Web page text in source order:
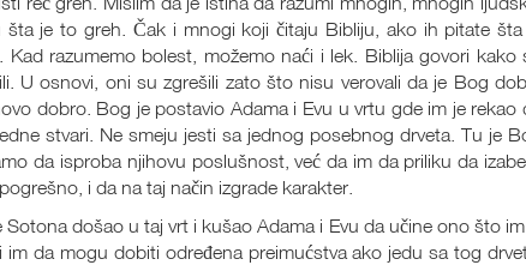
šta je to greh. Čak i mnogi koji čitaju Bibliju, ako ih pitate
razumemo bolest, možemo naći i lek. Biblija govori kako
U osnovi, oni su zgrešili zato što nisu verovali da je Bog
dobro. Bog je postavio Adama i Evu u vrtu gde im je rekao
stvari. Ne smeju jesti sa jednog posebnog drveta. Tu je
da isproba njihovu poslušnost, već da im da priliku da
i da na taj način izgrade karakter.
došao u taj vrt i kušao Adama i Evu da učine ono što
da mogu dobiti određena preimućstva ako jedu sa tog